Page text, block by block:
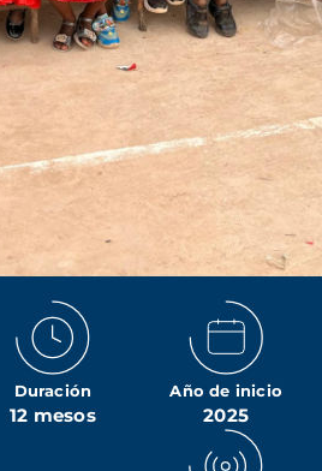
Duración
12 mesos
Año de inicio
2025